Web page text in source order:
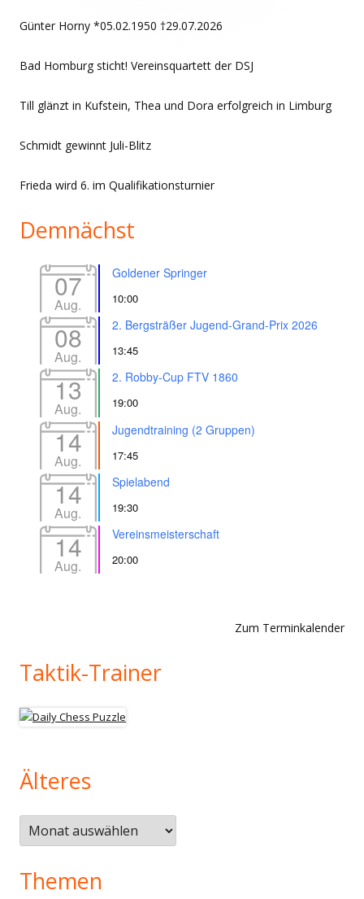
Günter Horny *05.02.1950 †29.07.2026
Bad Homburg sticht! Vereinsquartett der DSJ
Till glänzt in Kufstein, Thea und Dora erfolgreich in Limburg
Schmidt gewinnt Juli-Blitz
Frieda wird 6. im Qualifikationsturnier
Demnächst
07
Aug.
Goldener Springer
10:00
08
Aug.
2. Bergsträßer Jugend-Grand-Prix 2026
13:45
13
Aug.
2. Robby-Cup FTV 1860
19:00
14
Aug.
Jugendtraining (2 Gruppen)
17:45
14
Aug.
Spielabend
19:30
14
Aug.
Vereinsmeisterschaft
20:00
Zum Terminkalender
Taktik-Trainer
Älteres
Älteres
Themen